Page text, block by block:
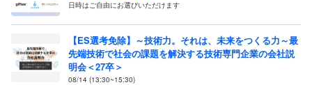
日時はご自由にお選びいただけます
【ES選考免除】～技術力。それは、未来をつくる力～最
先端技術で社会の課題を解決する技術専門企業の会社説
明会＜27卒＞
08/14 (13:30~15:30)